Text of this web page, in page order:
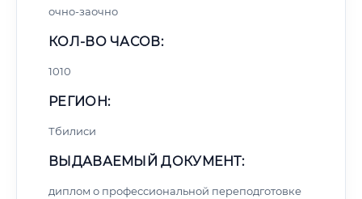
очно-заочно
КОЛ-ВО ЧАСОВ:
1010
РЕГИОН:
Тбилиси
ВЫДАВАЕМЫЙ ДОКУМЕНТ:
диплом о профессиональной переподготовке